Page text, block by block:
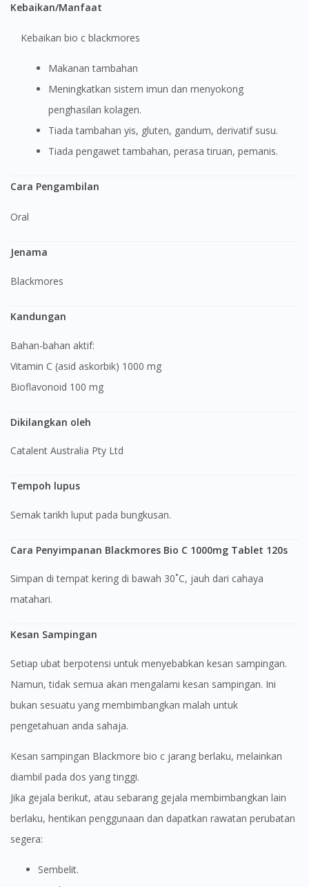
Kebaikan/Manfaat
Kebaikan bio c blackmores
Makanan tambahan
Meningkatkan sistem imun dan menyokong
penghasilan kolagen.
Tiada tambahan yis, gluten, gandum, derivatif susu.
Tiada pengawet tambahan, perasa tiruan, pemanis.
Cara Pengambilan
Oral
Jenama
Blackmores
Kandungan
Bahan-bahan aktif:
Vitamin C (asid askorbik) 1000 mg
Bioflavonoid 100 mg
Dikilangkan oleh
Catalent Australia Pty Ltd
Tempoh lupus
Semak tarikh luput pada bungkusan.
Cara Penyimpanan Blackmores Bio C 1000mg Tablet 120s
Simpan di tempat kering di bawah 30˚C, jauh dari cahaya
matahari.
Kesan Sampingan
Setiap ubat berpotensi untuk menyebabkan kesan sampingan.
Namun, tidak semua akan mengalami kesan sampingan. Ini
bukan sesuatu yang membimbangkan malah untuk
pengetahuan anda sahaja.
Kesan sampingan Blackmore bio c jarang berlaku, melainkan
diambil pada dos yang tinggi.
Jika gejala berikut, atau sebarang gejala membimbangkan lain
berlaku, hentikan penggunaan dan dapatkan rawatan perubatan
segera:
Sembelit.